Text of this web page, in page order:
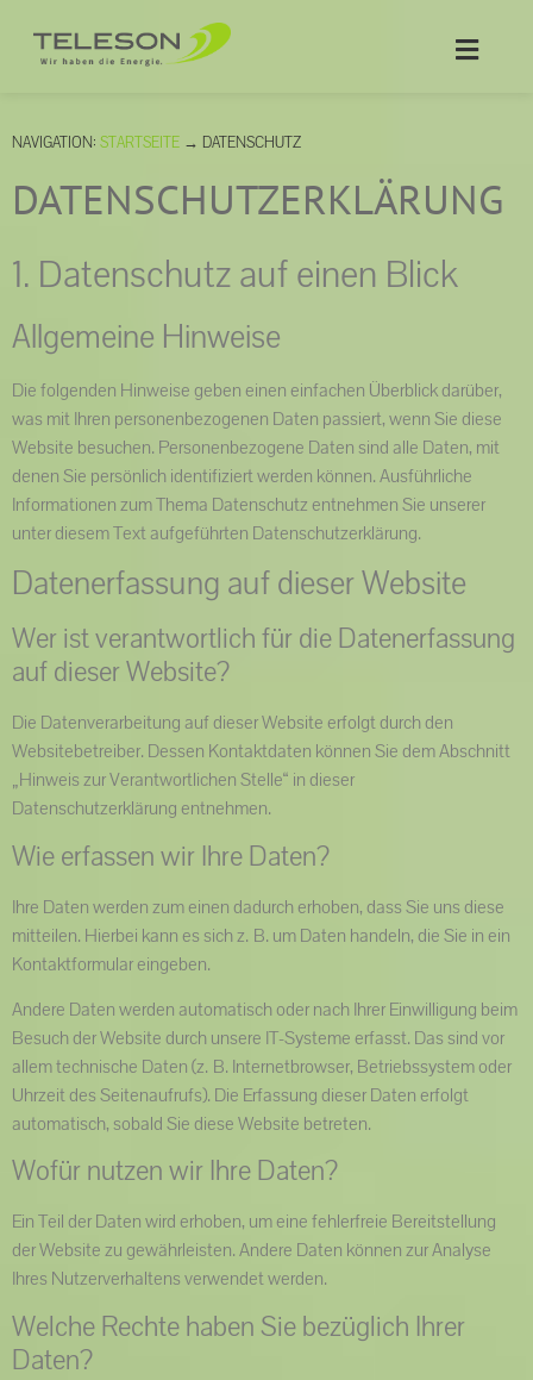
NAVIGATION: STARTSEITE → DATENSCHUTZ
DATENSCHUTZERKLÄRUNG
1. Datenschutz auf einen Blick
Allgemeine Hinweise
Die folgenden Hinweise geben einen einfachen Überblick darüber,
was mit Ihren personenbezogenen Daten passiert, wenn Sie diese
Website besuchen. Personenbezogene Daten sind alle Daten, mit
denen Sie persönlich identifiziert werden können. Ausführliche
Informationen zum Thema Datenschutz entnehmen Sie unserer
unter diesem Text aufgeführten Datenschutzerklärung.
Datenerfassung auf dieser Website
Wer ist verantwortlich für die Datenerfassung
auf dieser Website?
Die Datenverarbeitung auf dieser Website erfolgt durch den
Websitebetreiber. Dessen Kontaktdaten können Sie dem Abschnitt
„Hinweis zur Verantwortlichen Stelle“ in dieser
Datenschutzerklärung entnehmen.
Wie erfassen wir Ihre Daten?
Ihre Daten werden zum einen dadurch erhoben, dass Sie uns diese
mitteilen. Hierbei kann es sich z. B. um Daten handeln, die Sie in ein
Kontaktformular eingeben.
Andere Daten werden automatisch oder nach Ihrer Einwilligung beim
Besuch der Website durch unsere IT-Systeme erfasst. Das sind vor
allem technische Daten (z. B. Internetbrowser, Betriebssystem oder
Uhrzeit des Seitenaufrufs). Die Erfassung dieser Daten erfolgt
automatisch, sobald Sie diese Website betreten.
Wofür nutzen wir Ihre Daten?
Ein Teil der Daten wird erhoben, um eine fehlerfreie Bereitstellung
der Website zu gewährleisten. Andere Daten können zur Analyse
Ihres Nutzerverhaltens verwendet werden.
Welche Rechte haben Sie bezüglich Ihrer
Daten?